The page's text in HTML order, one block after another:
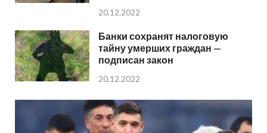
20.12.2022
Банки сохранят налоговую
тайну умерших граждан —
подписан закон
20.12.2022